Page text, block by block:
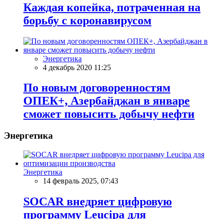
Каждая копейка, потраченная на
борьбу с коронавирусом
Энергетика
4 декабрь 2020 11:25
По новым договоренностям
ОПЕК+, Азербайджан в январе
сможет повысить добычу нефти
Энергетика
Энергетика
14 февраль 2025, 07:43
SOCAR внедряет цифровую
программу Leucipa для